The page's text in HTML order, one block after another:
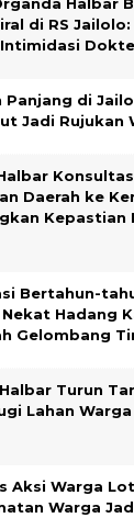
Halbar
di RS
Panjang di
Jadi Rujukan
Daerah ke
Kepastian
Bertahun-
Nekat Hadang
Gelombang
Turun
Lahan
Aksi Warga
Warga